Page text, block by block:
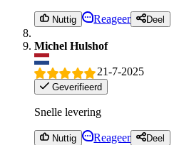
Nuttig Reageer Deel
Michel Hulshof
21-7-2025
Geverifieerd
Snelle levering
Nuttig Reageer Deel